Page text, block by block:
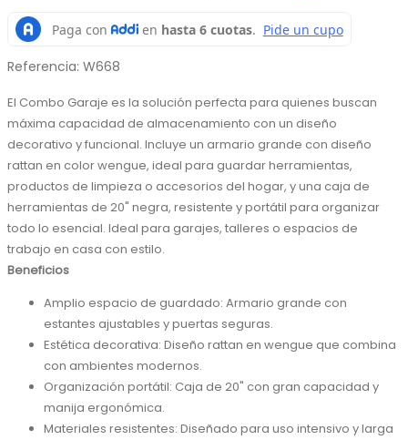
Referencia: W668
El Combo Garaje es la solución perfecta para quienes buscan
máxima capacidad de almacenamiento con un diseño
decorativo y funcional. Incluye un armario grande con diseño
rattan en color wengue, ideal para guardar herramientas,
productos de limpieza o accesorios del hogar, y una caja de
herramientas de 20" negra, resistente y portátil para organizar
todo lo esencial. Ideal para garajes, talleres o espacios de
trabajo en casa con estilo.
Beneficios
Amplio espacio de guardado: Armario grande con
estantes ajustables y puertas seguras.
Estética decorativa: Diseño rattan en wengue que combina
con ambientes modernos.
Organización portátil: Caja de 20" con gran capacidad y
manija ergonómica.
Materiales resistentes: Diseñado para uso intensivo y larga